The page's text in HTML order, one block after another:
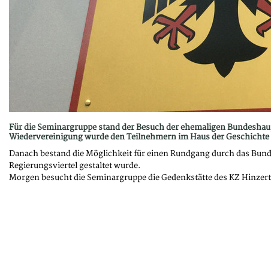
Für die Seminargruppe stand der Besuch der ehemaligen
Wiedervereinigung wurde den Teilnehmern im Haus der
Danach bestand die Möglichkeit für einen Rundgang durch das
Regierungsviertel gestaltet wurde.
Morgen besucht die Seminargruppe die Gedenkstätte des KZ